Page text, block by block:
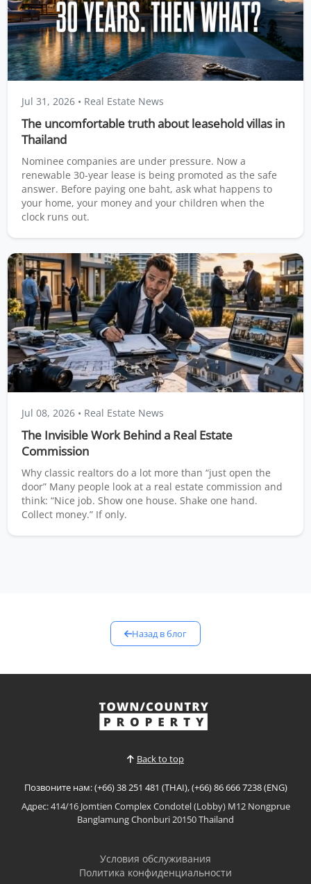
Jul 31, 2026 • Real Estate News
The uncomfortable truth about leasehold villas in
Thailand
Nominee companies are under pressure. Now a
renewable 30-year lease is being promoted as the safe
answer. Before paying one baht, ask what happens to
your home, your money and your children when the
clock runs out.
Jul 08, 2026 • Real Estate News
The Invisible Work Behind a Real Estate
Commission
Why classic realtors do a lot more than “just open the
door” Many people look at a real estate commission and
think: “Nice job. Show one house. Shake one hand.
Collect money.” If only.
Назад в блог
Back to top
Позвоните нам: (+66) 38 251 481 (THAI), (+66) 86 666 7238 (ENG)
Адрес: 414/16 Jomtien Complex Condotel (Lobby) M12 Nongprue
Banglamung Chonburi 20150 Thailand
Условия обслуживания
Политика конфиденциальности